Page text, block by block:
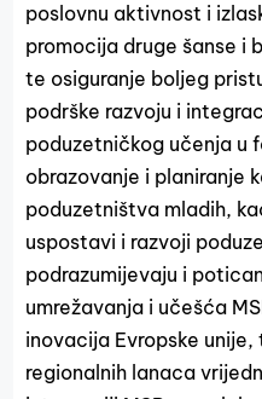
poslovnu aktivnost i
promocija druge šanse i
te osiguranje boljeg
podrške razvoju i
poduzetničkog učenja u
obrazovanje i planiranje
poduzetništva mladih,
uspostavi i razvoji
podrazumijevaju i
umrežavanja i učešća
inovacija Evropske
regionalnih lanaca